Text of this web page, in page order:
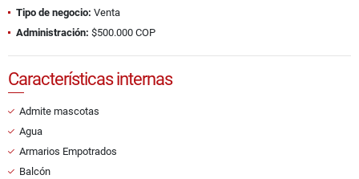
Tipo de negocio: Venta
Administración: $500.000 COP
Características internas
Admite mascotas
Agua
Armarios Empotrados
Balcón